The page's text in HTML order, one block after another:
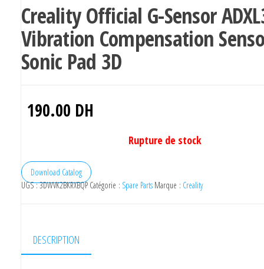
Creality Official G-Sensor
Vibration Compensation
Sonic Pad 3D
190.00 DH
Rupture de stock
Download Catalog
UGS :3DWVK2BKRXBQP Catégorie : Spare Parts Marque : Creality
DESCRIPTION